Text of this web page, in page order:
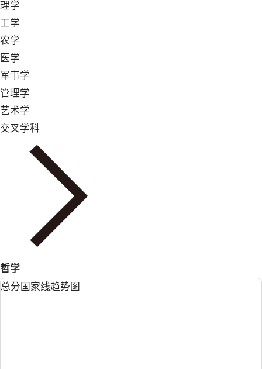
理学
工学
农学
医学
军事学
管理学
艺术学
交叉学科
哲学
总分国家线趋势图